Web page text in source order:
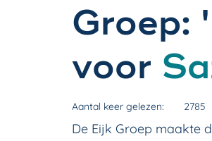
Groep:
voor
Aantal keer gelezen: 2785
De Eijk Groep maakte